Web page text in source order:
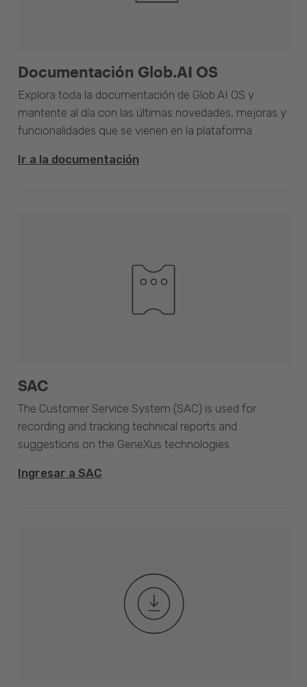
Documentación Glob.AI OS
Explora toda la documentación de Glob.AI OS y
mantente al día con las últimas novedades, mejoras y
funcionalidades que se vienen en la plataforma.
Ir a la documentación
SAC
The Customer Service System (SAC) is used for
recording and tracking technical reports and
suggestions on the GeneXus technologies.
Ingresar a SAC